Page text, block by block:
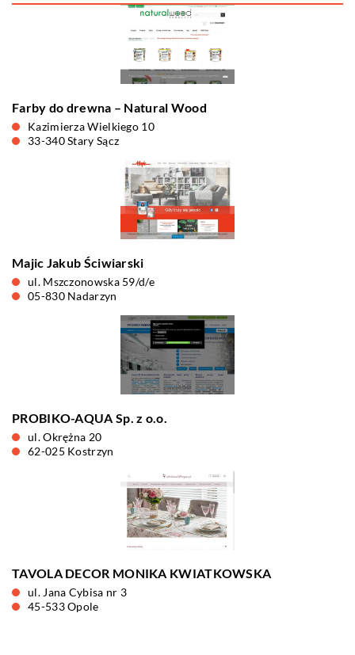
Farby do drewna – Natural Wood
Kazimierza Wielkiego 10
33-340 Stary Sącz
Majic Jakub Ściwiarski
ul. Mszczonowska 59/d/e
05-830 Nadarzyn
PROBIKO-AQUA Sp. z o.o.
ul. Okrężna 20
62-025 Kostrzyn
TAVOLA DECOR MONIKA KWIATKOWSKA
ul. Jana Cybisa nr 3
45-533 Opole